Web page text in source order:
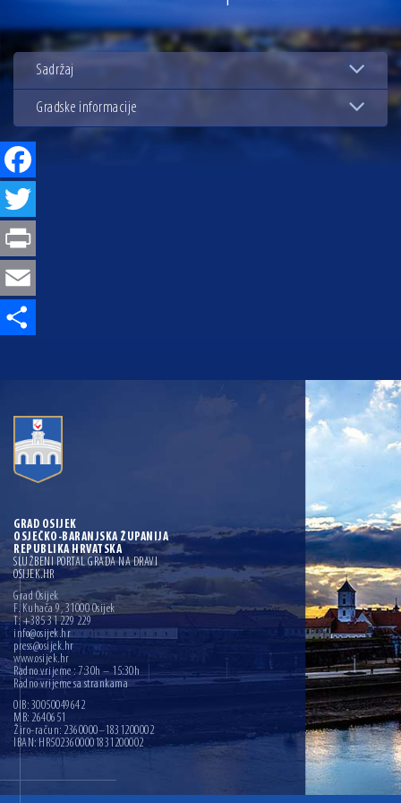
13.07.2026 | Ljetnim izdanjem Večeri vina i umjetnosti završen Vinski mjesec
07.07.2026 | Održana 8. sjednica Gradskog vijeća Grada Osijeka. Gradonačelnik
obnovu glavnog osječkog Trga Ante Starčevića
06.07.2026 | Brevis koncertom u Zlatnoj dvorani Musikvereina obilježio 30 godina
djelovanja
04.07.2026 | Zbog povoljnih vodostaja i pravodobnih mjera komarci ove godine pod
Sadržaj
Gradske informacije
GRAD OSIJEK
OSJEČKO-BARANJSKA ŽUPANIJA
REPUBLIKA HRVATSKA
SLUŽBENI PORTAL GRADA NA DRAVI
OSIJEK.HR
Grad Osijek
F. Kuhača 9, 31000 Osijek
T: +385 31 229 229
info@osijek.hr
press@osijek.hr
www.osijek.hr
Radno vrijeme : 7:30h – 15:30h
Radno vrijeme sa strankama
OIB: 30050049642
MB: 2640651
Žiro-račun: 2360000–1831200002
IBAN: HR5023600001831200002